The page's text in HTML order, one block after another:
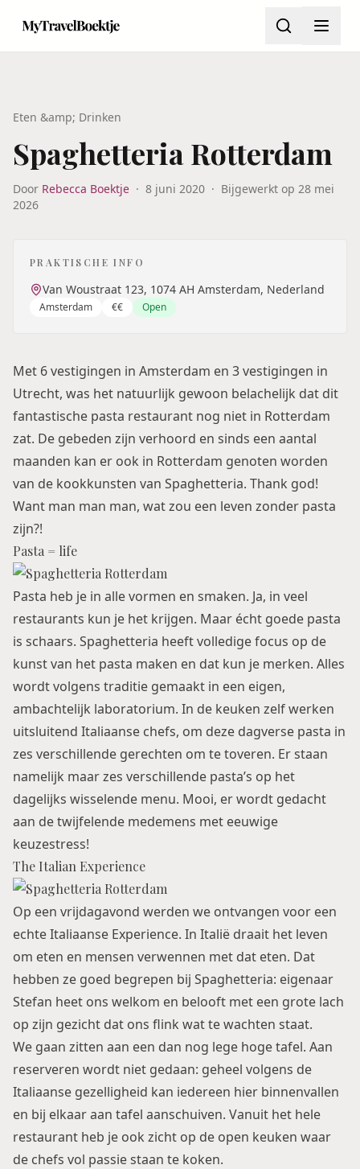
Eten &amp; Drinken
Spaghetteria Rotterdam
Door Rebecca Boektje · 8 juni 2020 · Bijgewerkt op 28 mei
2026
PRAKTISCHE INFO
Van Woustraat 123, 1074 AH Amsterdam, Nederland
Amsterdam €€ Open
Met 6 vestigingen in Amsterdam en 3 vestigingen in
Utrecht, was het natuurlijk gewoon belachelijk dat dit
fantastische pasta restaurant nog niet in Rotterdam
zat. De gebeden zijn verhoord en sinds een aantal
maanden kan er ook in Rotterdam genoten worden
van de kookkunsten van Spaghetteria. Thank god!
Want man man man, wat zou een leven zonder pasta
zijn?!
Pasta = life
Pasta heb je in alle vormen en smaken. Ja, in veel
restaurants kun je het krijgen. Maar écht goede pasta
is schaars. Spaghetteria heeft volledige focus op de
kunst van het pasta maken en dat kun je merken. Alles
wordt volgens traditie gemaakt in een eigen,
ambachtelijk laboratorium. In de keuken zelf werken
uitsluitend Italiaanse chefs, om deze dagverse pasta in
zes verschillende gerechten om te toveren. Er staan
namelijk maar zes verschillende pasta’s op het
dagelijks wisselende menu. Mooi, er wordt gedacht
aan de twijfelende medemens met eeuwige
keuzestress!
The Italian Experience
Op een vrijdagavond werden we ontvangen voor een
echte Italiaanse Experience. In Italië draait het leven
om eten en mensen verwennen met dat eten. Dat
hebben ze goed begrepen bij Spaghetteria: eigenaar
Stefan heet ons welkom en belooft met een grote lach
op zijn gezicht dat ons flink wat te wachten staat.
We gaan zitten aan een dan nog lege hoge tafel. Aan
reserveren wordt niet gedaan: geheel volgens de
Italiaanse gezelligheid kan iedereen hier binnenvallen
en bij elkaar aan tafel aanschuiven. Vanuit het hele
restaurant heb je ook zicht op de open keuken waar
de chefs vol passie staan te koken.